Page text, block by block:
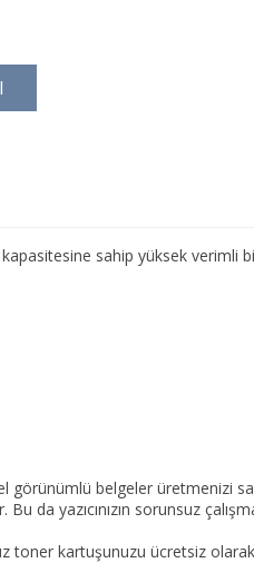
kapasitesine sahip yüksek verimli
görünümlü belgeler üretmenizi
Bu da yazıcınızın sorunsuz
toner kartuşunuzu ücretsiz